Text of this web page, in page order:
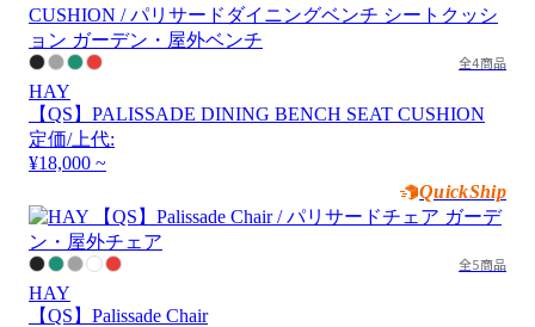
全4商品
HAY
【QS】PALISSADE DINING BENCH SEAT CUSHION
定価/上代:
¥18,000 ~
QuickShip
全5商品
HAY
【QS】Palissade Chair